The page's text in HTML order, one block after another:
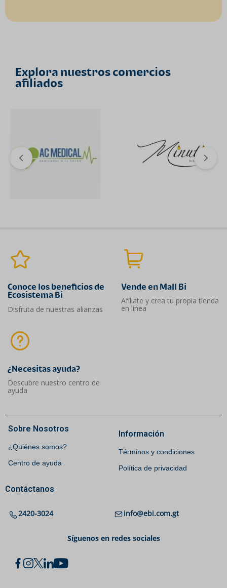
Explora nuestros comercios
afiliados
Conoce los beneficios de
Ecosistema Bi
Disfruta de nuestras alianzas
Vende en Mall Bi
Afíliate y crea tu propia tienda
en línea
¿Necesitas ayuda?​
Descubre nuestro centro de
ayuda
Sobre Nosotros
¿Quiénes somos?
Centro de ayuda
Información
Términos y condiciones
Política de privacidad
Contáctanos
2420-3024 info@ebi.com.gt
Síguenos en redes sociales